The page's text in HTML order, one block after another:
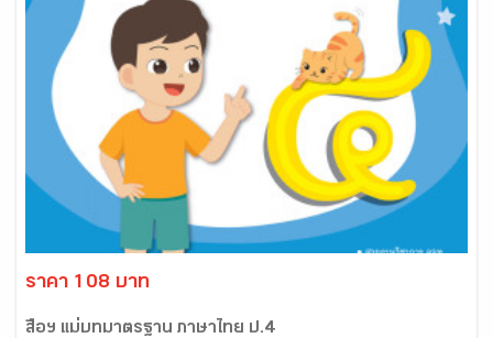
ราคา 108 บาท
สื่อฯ แม่บทมาตรฐาน ภาษาไทย ป.4